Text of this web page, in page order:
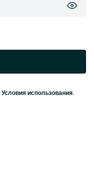
Условия использования.